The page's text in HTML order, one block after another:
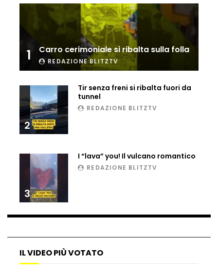
Incidente aereo a Mogadiscio, aereo
perde il controllo
Ucraina, ecco come gli F16 intercettano
Tir bloccato sul passaggio a livello:
treno lo distrugge
Parco divertimenti, attrazione cede
all’improvviso
Auto fuori controllo in Guatemala,
1 Carro cerimoniale si ribalta sulla folla
REDAZIONE BLITZTV
2
Tir senza freni si ribalta fuori da
tunnel
REDAZIONE BLITZTV
3
I “lava” you! Il vulcano romantico
REDAZIONE BLITZTV
IL VIDEO PIÙ VOTATO